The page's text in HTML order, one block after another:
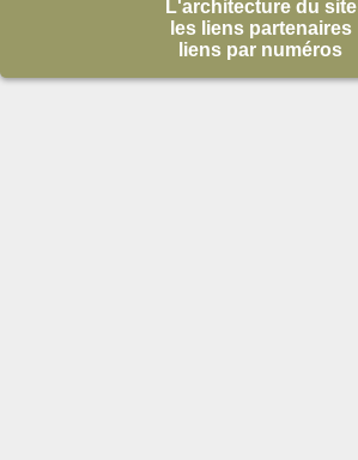
L'architecture du site
les liens partenaires
liens par numéros